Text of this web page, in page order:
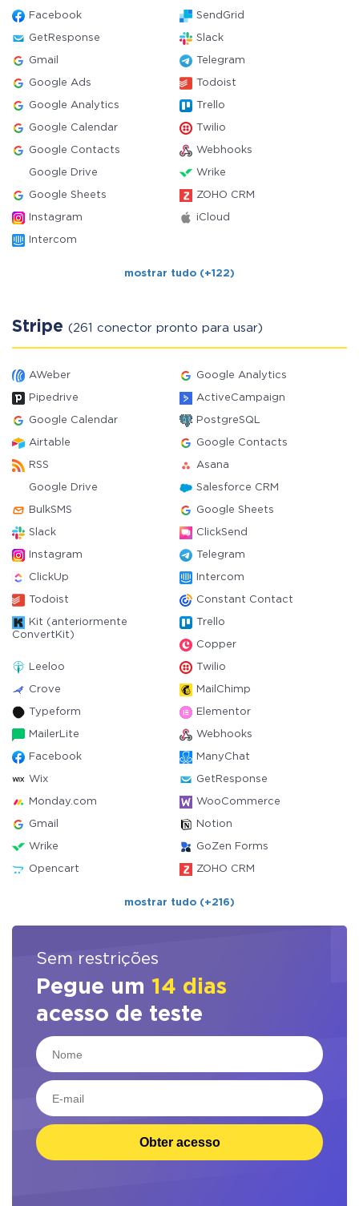
Facebook SendGrid
GetResponse Slack
Gmail Telegram
Google Ads Todoist
Google Analytics Trello
Google Calendar Twilio
Google Contacts Webhooks
Google Drive Wrike
Google Sheets ZOHO CRM
Instagram iCloud
Intercom
mostrar tudo (+122)
Stripe (261 conector pronto para usar)
AWeber Google Analytics
Pipedrive ActiveCampaign
Google Calendar PostgreSQL
Airtable Google Contacts
RSS Asana
Google Drive Salesforce CRM
BulkSMS Google Sheets
Slack ClickSend
Instagram Telegram
ClickUp Intercom
Todoist Constant Contact
Kit (anteriormente
ConvertKit)
Trello
Copper
Leeloo Twilio
Crove MailChimp
Typeform Elementor
MailerLite Webhooks
Facebook ManyChat
Wix GetResponse
Monday.com WooCommerce
Gmail Notion
Wrike GoZen Forms
Opencart ZOHO CRM
mostrar tudo (+216)
Sem restrições
Pegue um 14 dias
acesso de teste
Obter acesso